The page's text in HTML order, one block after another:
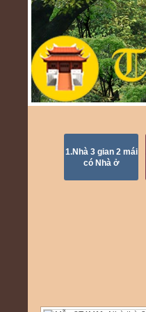
1.Nhà 3 gian 2 mái
có Nhà ở